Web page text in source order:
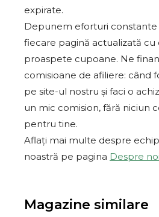
expirate.
Depunem eforturi
fiecare pagină actualizată cu
proaspete cupoane. Ne
comisioane de afiliere: când
pe site-ul nostru și faci o
un mic comision, fără niciun
pentru tine.
Aflați mai multe despre
noastră pe pagina Despre noi
Magazine similare